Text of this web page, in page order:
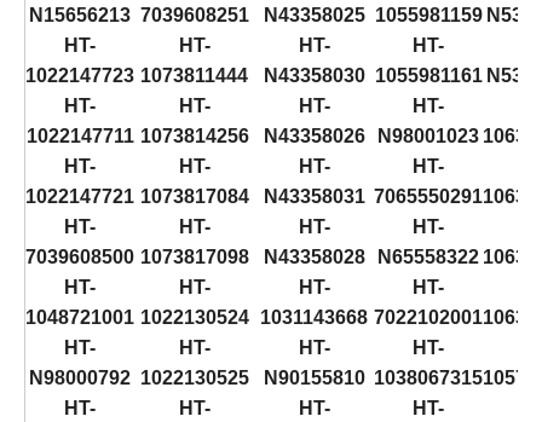
N15656213 7039608251
N43358025 1055981159
HT-
1022147723
HT-
1073811444
HT-
N43358030
HT-
1055981161
HT-
1022147711
HT-
1073814256
HT-
N43358026
HT-
N98001023
HT-
1022147721
HT-
1073817084
HT-
N43358031
HT-
7065550291
HT-
7039608500
HT-
1073817098
HT-
N43358028
HT-
N65558322
HT-
1048721001
HT-
1022130524
HT-
1031143668
HT-
7022102001
HT-
N98000792
HT-
1022130525
HT-
N90155810
HT-
1038067315
HT-
HT-
HT-
HT-